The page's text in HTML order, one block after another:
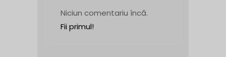
Niciun comentariu încă.
Fii primul!